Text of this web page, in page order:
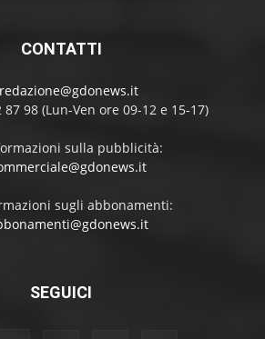
CONTATTI
redazione@gdonews.it
87 98 (Lun-Ven ore 09-12 e 15-17)
sulla pubblicità:
sugli abbonamenti:
SEGUICI